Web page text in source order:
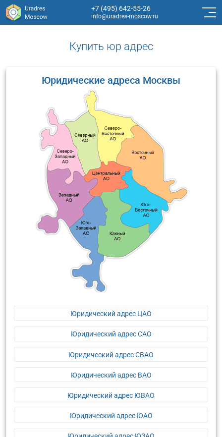
+7 (495) 642-55-26
info@uradres-moscow.ru
Купить юр адрес
Юридические адреса Москвы
Юридический адрес ЦАО
Юридический адрес САО
Юридический адрес СВАО
Юридический адрес ВАО
Юридический адрес ЮВАО
Юридический адрес ЮАО